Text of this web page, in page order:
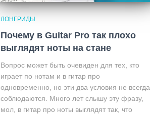
ЛОНГРИДЫ
Почему в Guitar Pro так плохо
выглядят ноты на стане
Вопрос может быть очевиден для тех, кто
играет по нотам и в гитар про
одновременно, но эти два условия не всегда
соблюдаются. Много лет слышу эту фразу,
мол, в гитар про ноты выглядят так, что